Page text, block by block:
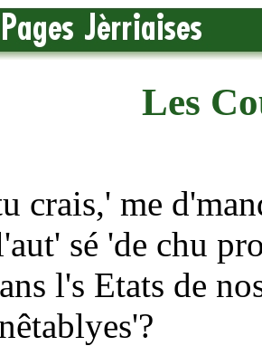
Les
crais,' me
sé 'de chu
l's Etats de